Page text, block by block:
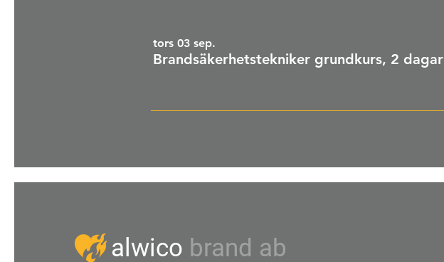
tors 03 sep.
Brandsäkerhetstekniker grundkurs, 2 dagar
alwico brand ab